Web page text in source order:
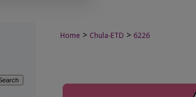
Home > Chula-ETD > 6226